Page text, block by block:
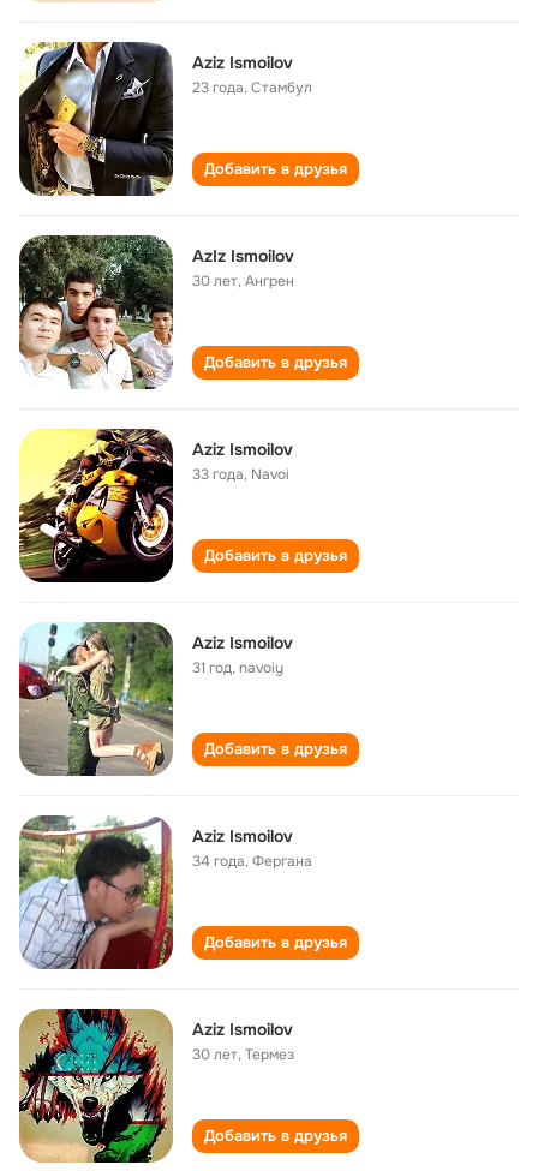
Aziz Ismoilov
23 года,Стамбул
Добавить в друзья
AzIz Ismoilov
30 лет,Ангрен
Добавить в друзья
Aziz Ismoilov
33 года, Navoi
Добавить в друзья
Aziz Ismoilov
31 год,navoiy
Добавить в друзья
Aziz Ismoilov
34 года,Фергана
Добавить в друзья
Aziz Ismoilov
30 лет,Термез
Добавить в друзья